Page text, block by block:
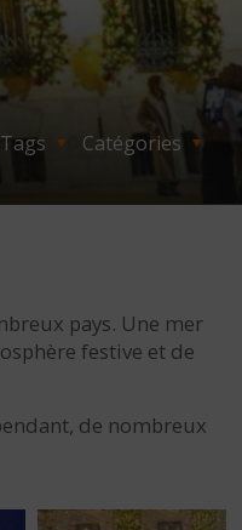
Catégories
Tags
pays. Une mer
festive et de
de nombreux